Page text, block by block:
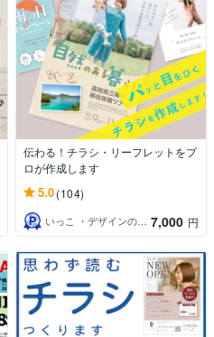
伝わる！チラシ・リーフレットをプ
ロが作成します
5.0(104)
いっこ ・デザインのお助け屋さん・ 7,000 円